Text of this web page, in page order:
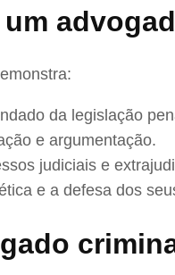
da legislação
e argumentação.
judiciais e
e a defesa dos